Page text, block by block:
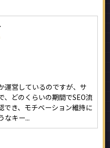
運営しているのですが、サ
、どのくらいの期間でSEO流
でき、モチベーション維持に
なキー...